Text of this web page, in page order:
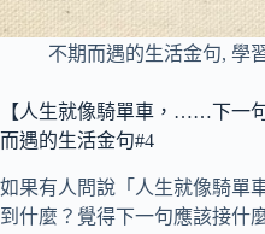
不期而遇的生活金句, 學
【人生就像騎單車，……下一
而遇的生活金句#4
如果有人問說「人生就像騎單
到什麼？覺得下一句應該接什